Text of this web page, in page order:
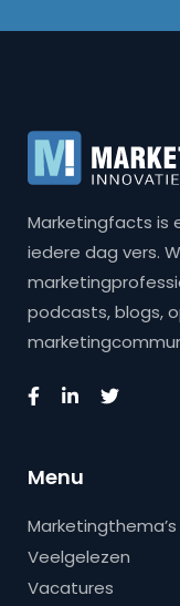
Marketingfacts is
iedere dag vers.
podcasts, blogs,
Menu
Marketingthema’s
Veelgelezen
Vacatures